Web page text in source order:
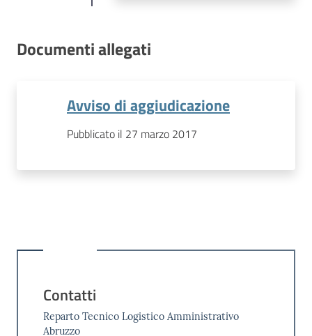
Documenti allegati
Avviso di aggiudicazione
Pubblicato il 27 marzo 2017
Contatti
Reparto Tecnico Logistico Amministrativo
Abruzzo